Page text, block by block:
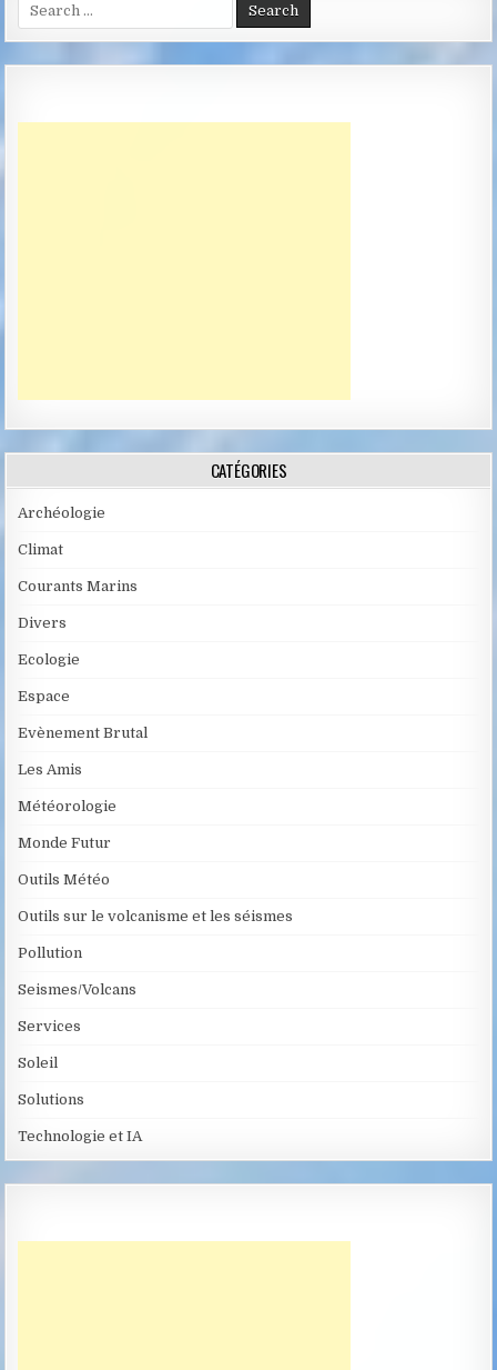
for:
CATÉGORIES
Archéologie
Climat
Courants Marins
Divers
Ecologie
Espace
Evènement Brutal
Les Amis
Météorologie
Monde Futur
Outils Météo
Outils sur le volcanisme et les séismes
Pollution
Seismes/Volcans
Services
Soleil
Solutions
Technologie et IA